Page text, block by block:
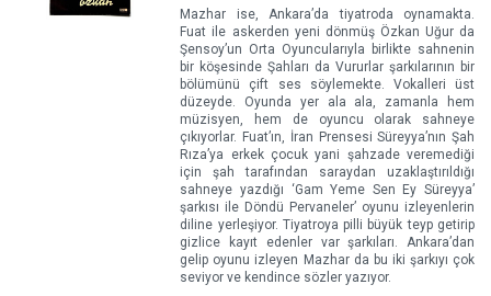
Mazhar ise, Ankara’da tiyatroda oynamakta.
Fuat ile askerden yeni dönmüş Özkan Uğur da
Şensoy’un Orta Oyuncularıyla birlikte sahnenin
bir köşesinde Şahları da Vururlar şarkılarının bir
bölümünü çift ses söylemekte. Vokalleri üst
düzeyde. Oyunda yer ala ala, zamanla hem
müzisyen, hem de oyuncu olarak sahneye
çıkıyorlar. Fuat’ın, İran Prensesi Süreyya’nın Şah
Rıza’ya erkek çocuk yani şahzade veremediği
için şah tarafından saraydan uzaklaştırıldığı
sahneye yazdığı ‘Gam Yeme Sen Ey Süreyya’
şarkısı ile Döndü Pervaneler’ oyunu izleyenlerin
diline yerleşiyor. Tiyatroya pilli büyük teyp getirip
gizlice kayıt edenler var şarkıları. Ankara’dan
gelip oyunu izleyen Mazhar da bu iki şarkıyı çok
seviyor ve kendince sözler yazıyor.